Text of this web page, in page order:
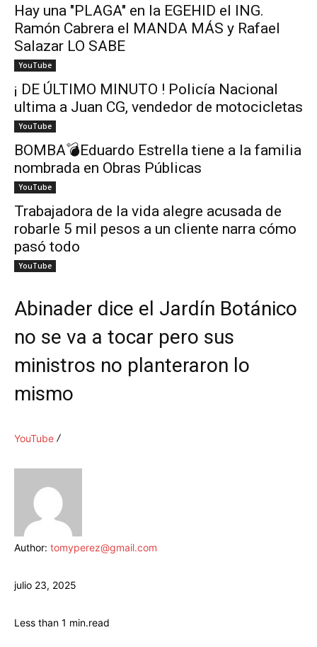
Hay una "PLAGA" en la EGEHID el ING.
Ramón Cabrera el MANDA MÁS y Rafael
Salazar LO SABE
YouTube
¡ DE ÚLTIMO MINUTO ! Policía Nacional
ultima a Juan CG, vendedor de motocicletas
YouTube
BOMBA💣Eduardo Estrella tiene a la familia
nombrada en Obras Públicas
YouTube
Trabajadora de la vida alegre acusada de
robarle 5 mil pesos a un cliente narra cómo
pasó todo
YouTube
Abinader dice el Jardín Botánico
no se va a tocar pero sus
ministros no planteraron lo
mismo
YouTube
Author: tomyperez@gmail.com
julio 23, 2025
Less than 1 min.read